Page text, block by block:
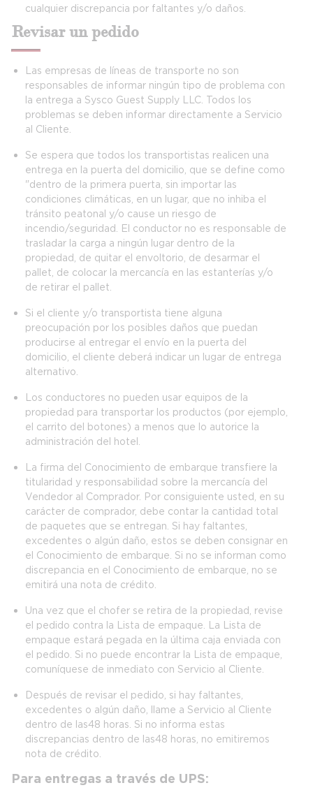
cualquier discrepancia por faltantes y/o daños.
Revisar un pedido
Las empresas de líneas de transporte no son
responsables de informar ningún tipo de problema con
la entrega a Sysco Guest Supply LLC. Todos los
problemas se deben informar directamente a Servicio
al Cliente.
Se espera que todos los transportistas realicen una
entrega en la puerta del domicilio, que se define como
"dentro de la primera puerta, sin importar las
condiciones climáticas, en un lugar, que no inhiba el
tránsito peatonal y/o cause un riesgo de
incendio/seguridad. El conductor no es responsable de
trasladar la carga a ningún lugar dentro de la
propiedad, de quitar el envoltorio, de desarmar el
pallet, de colocar la mercancía en las estanterías y/o
de retirar el pallet.
Si el cliente y/o transportista tiene alguna
preocupación por los posibles daños que puedan
producirse al entregar el envío en la puerta del
domicilio, el cliente deberá indicar un lugar de entrega
alternativo.
Los conductores no pueden usar equipos de la
propiedad para transportar los productos (por ejemplo,
el carrito del botones) a menos que lo autorice la
administración del hotel.
La firma del Conocimiento de embarque transfiere la
titularidad y responsabilidad sobre la mercancía del
Vendedor al Comprador. Por consiguiente usted, en su
carácter de comprador, debe contar la cantidad total
de paquetes que se entregan. Si hay faltantes,
excedentes o algún daño, estos se deben consignar en
el Conocimiento de embarque. Si no se informan como
discrepancia en el Conocimiento de embarque, no se
emitirá una nota de crédito.
Una vez que el chofer se retira de la propiedad, revise
el pedido contra la Lista de empaque. La Lista de
empaque estará pegada en la última caja enviada con
el pedido. Si no puede encontrar la Lista de empaque,
comuníquese de inmediato con Servicio al Cliente.
Después de revisar el pedido, si hay faltantes,
excedentes o algún daño, llame a Servicio al Cliente
dentro de las 48 horas. Si no informa estas
discrepancias dentro de las 48 horas, no emitiremos
nota de crédito.
Para entregas a través de UPS: